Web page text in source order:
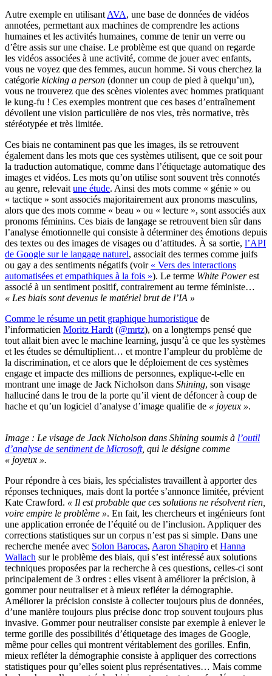
Autre exemple en utilisant AVA, une base de données de vidéos
annotées, permettant aux machines de comprendre les actions
humaines et les activités humaines, comme de tenir un verre ou
d’être assis sur une chaise. Le problème est que quand on regarde
les vidéos associées à une activité, comme de jouer avec enfants,
vous ne voyez que des femmes, aucun homme. Si vous cherchez la
catégorie kicking a person (donner un coup de pied à quelqu’un),
vous ne trouverez que des scènes violentes avec hommes pratiquant
le kung-fu ! Ces exemples montrent que ces bases d’entraînement
dévoilent une vision particulière de nos vies, très normative, très
stéréotypée et très limitée.
Ces biais ne contaminent pas que les images, ils se retrouvent
également dans les mots que ces systèmes utilisent, que ce soit pour
la traduction automatique, comme dans l’étiquetage automatique des
images et vidéos. Les mots qu’on utilise sont souvent très connotés
au genre, relevait une étude. Ainsi des mots comme « génie » ou
« tactique » sont associés majoritairement aux pronoms masculins,
alors que des mots comme « beau » ou « lecture », sont associés aux
pronoms féminins. Ces biais de langage se retrouvent bien sûr dans
l’analyse émotionnelle qui consiste à déterminer des émotions depuis
des textes ou des images de visages ou d’attitudes. À sa sortie, l’API
de Google sur le langage naturel, associait des termes comme juifs
ou gay a des sentiments négatifs (voir « Vers des interactions
automatisées et empathiques à la fois »). Le terme White Powerest
associé à un sentiment positif, contrairement au terme féministe…
« Les biais sont devenus le matériel brut de l’IA »
Comme le résume un petit graphique humoristique de
l’informaticien Moritz Hardt (@mrtz), on a longtemps pensé que
tout allait bien avec le machine learning, jusqu’à ce que les systèmes
et les études se démultiplient… et montre l’ampleur du problème de
la discrimination, et ce alors que le déploiement de ces systèmes
engage et impacte des millions de personnes, explique-t-elle en
montrant une image de Jack Nicholson dans Shining, son visage
halluciné dans le trou de la porte qu’il vient de défoncer à coup de
hache et qu’un logiciel d’analyse d’image qualifie de « joyeux ».
Image : Le visage de Jack Nicholson dans Shining soumis à l’outil
d’analyse de sentiment de Microsoft, qui le désigne comme
« joyeux ».
Pour répondre à ces biais, les spécialistes travaillent à apporter des
réponses techniques, mais dont la portée s’annonce limitée, prévient
Kate Crawford. « Il est probable que ces solutions ne résolvent rien,
voire empire le problème ». En fait, les chercheurs et ingénieurs font
une application erronée de l’équité ou de l’inclusion. Appliquer des
corrections statistiques sur un corpus n’est pas si simple. Dans une
recherche menée avec Solon Barocas, Aaron Shapiro et Hanna
Wallach sur le problème des biais, qui s’est intéressé aux solutions
techniques proposées par la recherche à ces questions, celles-ci sont
principalement de 3 ordres : elles visent à améliorer la précision, à
gommer pour neutraliser et à mieux refléter la démographie.
Améliorer la précision consiste à collecter toujours plus de données,
d’une manière toujours plus précise donc trop souvent toujours plus
invasive. Gommer pour neutraliser consiste par exemple à enlever le
terme gorille des possibilités d’étiquetage des images de Google,
même pour celles qui montrent véritablement des gorilles. Enfin,
mieux refléter la démographie consiste à appliquer des corrections
statistiques pour qu’elles soient plus représentatives… Mais comme